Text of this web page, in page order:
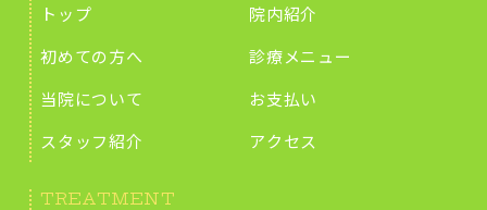
トップ
初めての方へ
当院について
スタッフ紹介
院内紹介
診療メニュー
お支払い
アクセス
TREATMENT